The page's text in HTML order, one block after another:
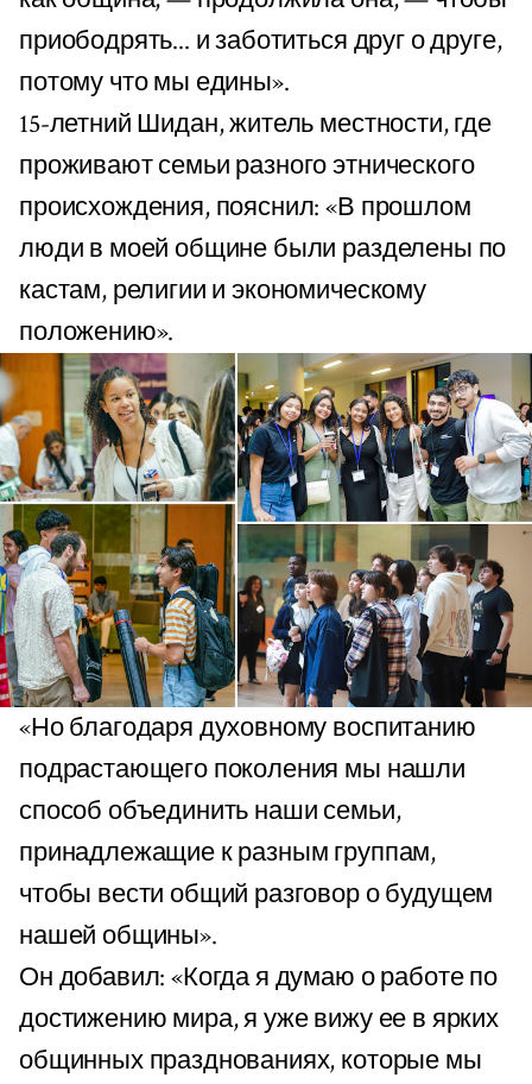
приободрять... и заботиться друг о друге,
потому что мы едины».
15-летний Шидан, житель местности, где
проживают семьи разного этнического
происхождения, пояснил: «В прошлом
люди в моей общине были разделены по
кастам, религии и экономическому
положению».
«Но благодаря духовному воспитанию
подрастающего поколения мы нашли
способ объединить наши семьи,
принадлежащие к разным группам,
чтобы вести общий разговор о будущем
нашей общины».
Он добавил: «Когда я думаю о работе по
достижению мира, я уже вижу ее в ярких
общинных празднованиях, которые мы